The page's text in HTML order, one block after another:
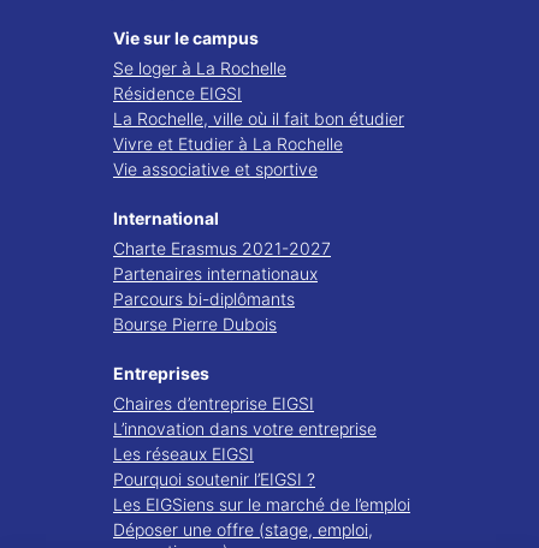
Vie sur le campus
Se loger à La Rochelle
Résidence EIGSI
La Rochelle, ville où il fait bon étudier
Vivre et Etudier à La Rochelle
Vie associative et sportive
International
Charte Erasmus 2021-2027
Partenaires internationaux
Parcours bi-diplômants
Bourse Pierre Dubois
Entreprises
Chaires d’entreprise EIGSI
L’innovation dans votre entreprise
Les réseaux EIGSI
Pourquoi soutenir l’EIGSI ?
Les EIGSiens sur le marché de l’emploi
Déposer une offre (stage, emploi,